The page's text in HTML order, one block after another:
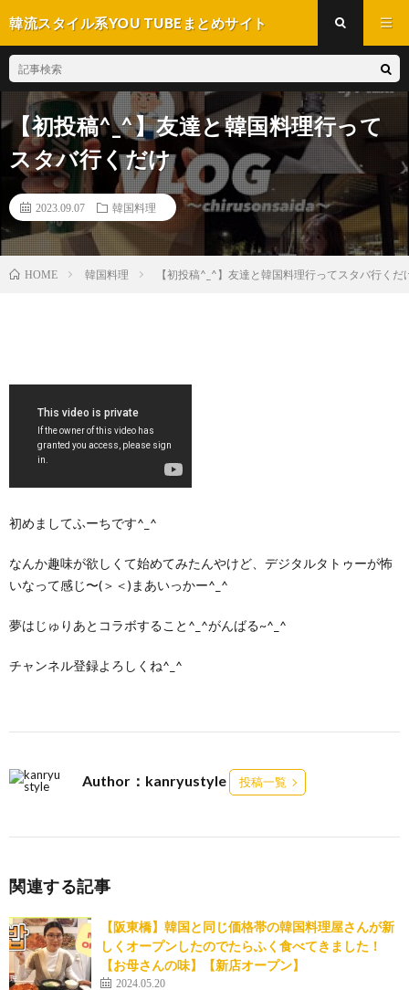
韓流スタイル系YOU TUBEまとめサイト
【初投稿^_^】友達と韓国料理行って
スタバ行くだけ
2023.09.07 韓国料理
HOME 韓国料理 【初投稿^_^】友達と韓国料理行ってスタバ行くだ
初めましてふーちです^_^
なんか趣味が欲しくて始めてみたんやけど、デジタルタトゥーが怖
いなって感じ〜(＞＜)まあいっかー^_^
夢はじゅりあとコラボすること^_^がんばる~^_^
チャンネル登録よろしくね^_^
Author：kanryustyle 投稿一覧
関連する記事
【阪東橋】韓国と同じ価格帯の韓国料理屋さんが新
しくオープンしたのでたらふく食べてきました！
【お母さんの味】【新店オープン】
2024.05.20